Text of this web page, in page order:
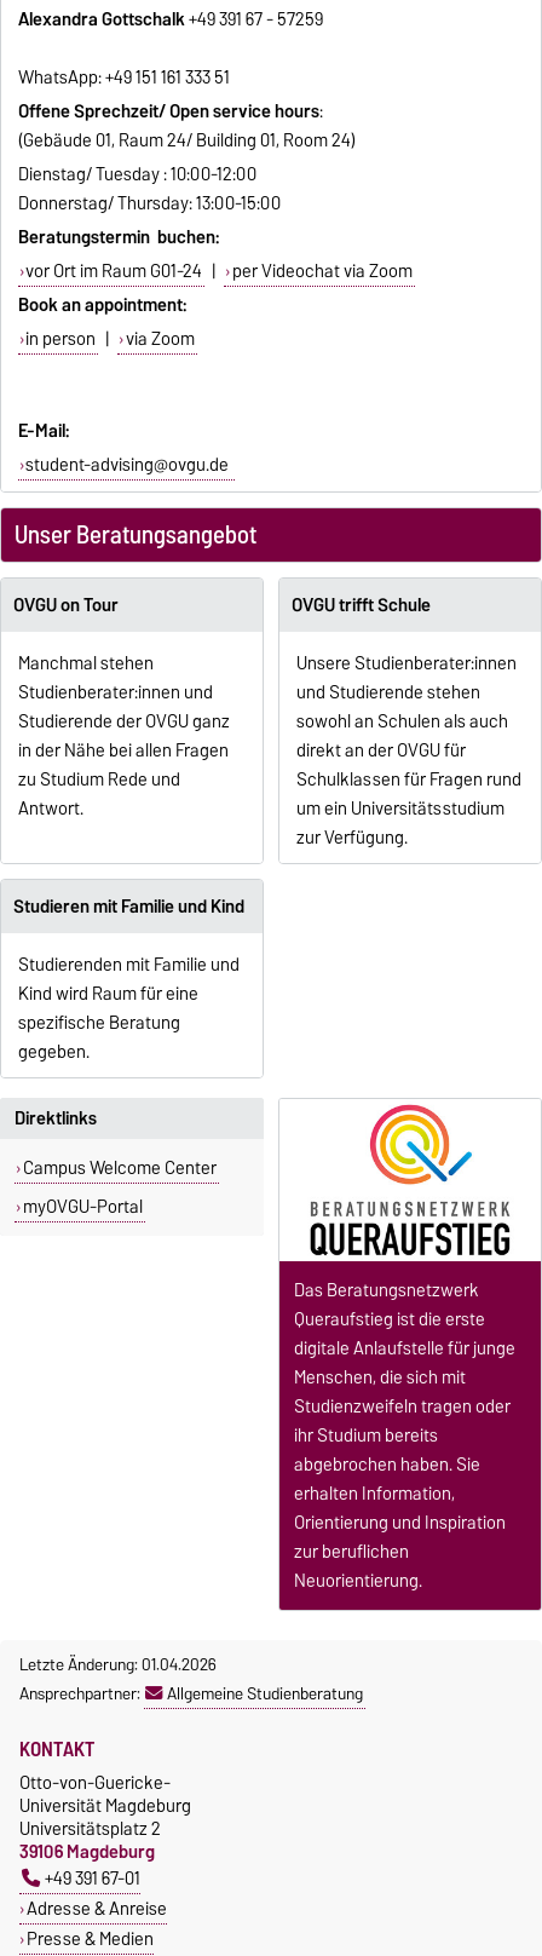
Alexandra Gottschalk+49 391 67 - 57259
WhatsApp: +49 151 161 333 51
Offene Sprechzeit/ Open service hours:
(Gebäude 01, Raum 24/ Building 01, Room 24)
Dienstag/ Tuesday : 10:00-12:00
Donnerstag/ Thursday: 13:00-15:00
Beratungstermin buchen:
vor Ort im Raum G01-24 |
per Videochat via Zoom
Book an appointment:
in person | via Zoom
E-Mail:
student-advising@ovgu.de
Unser Beratungsangebot
OVGU on Tour
Manchmal stehen
Studienberater:innen und
Studierende der OVGU ganz
in der Nähe bei allen Fragen
zu Studium Rede und
Antwort.
OVGU trifft Schule
Unsere Studienberater:innen
und Studierende stehen
sowohl an Schulen als auch
direkt an der OVGU für
Schulklassen für Fragen rund
um ein Universitätsstudium
zur Verfügung.
Studieren mit Familie und Kind
Studierenden mit Familie und
Kind wird Raum für eine
spezifische Beratung
gegeben.
Direktlinks
Campus Welcome Center
myOVGU-Portal
Das Beratungsnetzwerk
Queraufstieg ist die erste
digitale Anlaufstelle für junge
Menschen, die sich mit
Studienzweifeln tragen oder
ihr Studium bereits
abgebrochen haben. Sie
erhalten Information,
Orientierung und Inspiration
zur beruflichen
Neuorientierung.
Letzte Änderung: 01.04.2026
Ansprechpartner:
Allgemeine Studienberatung
KONTAKT
Otto-von-Guericke-
Universität Magdeburg
Universitätsplatz 2
39106 Magdeburg
+49 391 67-01
Adresse & Anreise
Presse & Medien